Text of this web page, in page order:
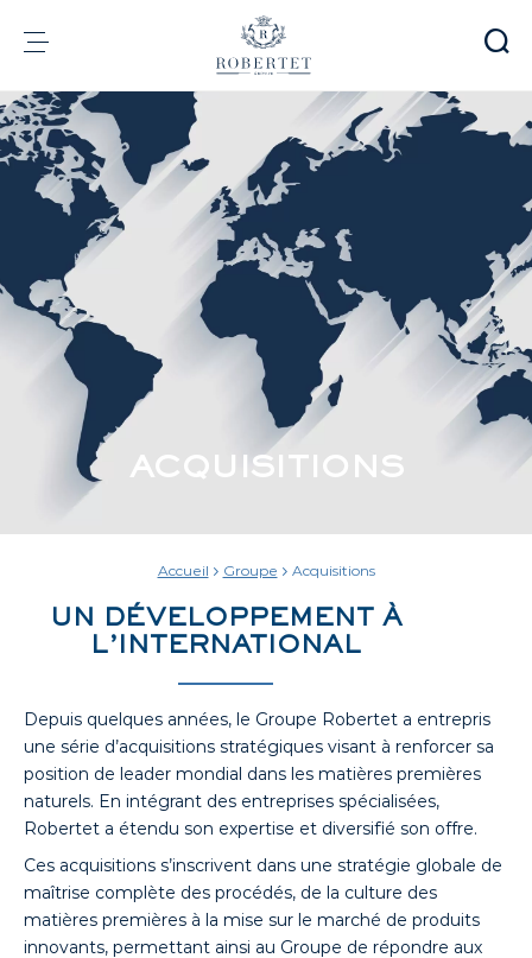
Groupe
Parfumerie
Arômes
Matières premières
Health & Beauty
Engagements
Informations financières
Carrières
Contact
e-Robertet
ACQUISITIONS
Accueil Groupe Acquisitions
UN DÉVELOPPEMENT À
L’INTERNATIONAL
Depuis quelques années, le Groupe Robertet a entrepris
une série d’acquisitions stratégiques visant à renforcer sa
position de leader mondial dans les matières premières
naturels. En intégrant des entreprises spécialisées,
Robertet a étendu son expertise et diversifié son offre.
Ces acquisitions s’inscrivent dans une stratégie globale de
maîtrise complète des procédés, de la culture des
matières premières à la mise sur le marché de produits
innovants, permettant ainsi au Groupe de répondre aux
Panneau de gestion des cookies